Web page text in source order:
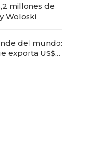
millones de
Woloski
del mundo:
exporta US$